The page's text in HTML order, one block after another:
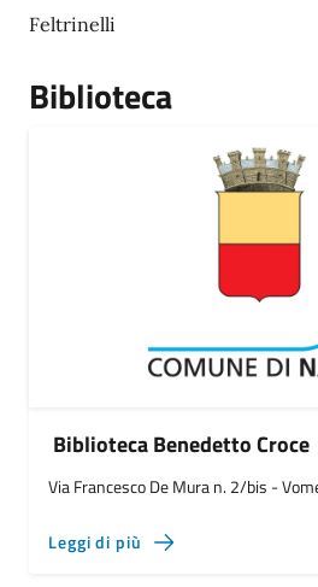
Feltrinelli
Biblioteca
Biblioteca Benedetto Croce
Via Francesco De Mura n. 2/bis -
Leggi di più